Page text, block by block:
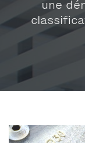
une